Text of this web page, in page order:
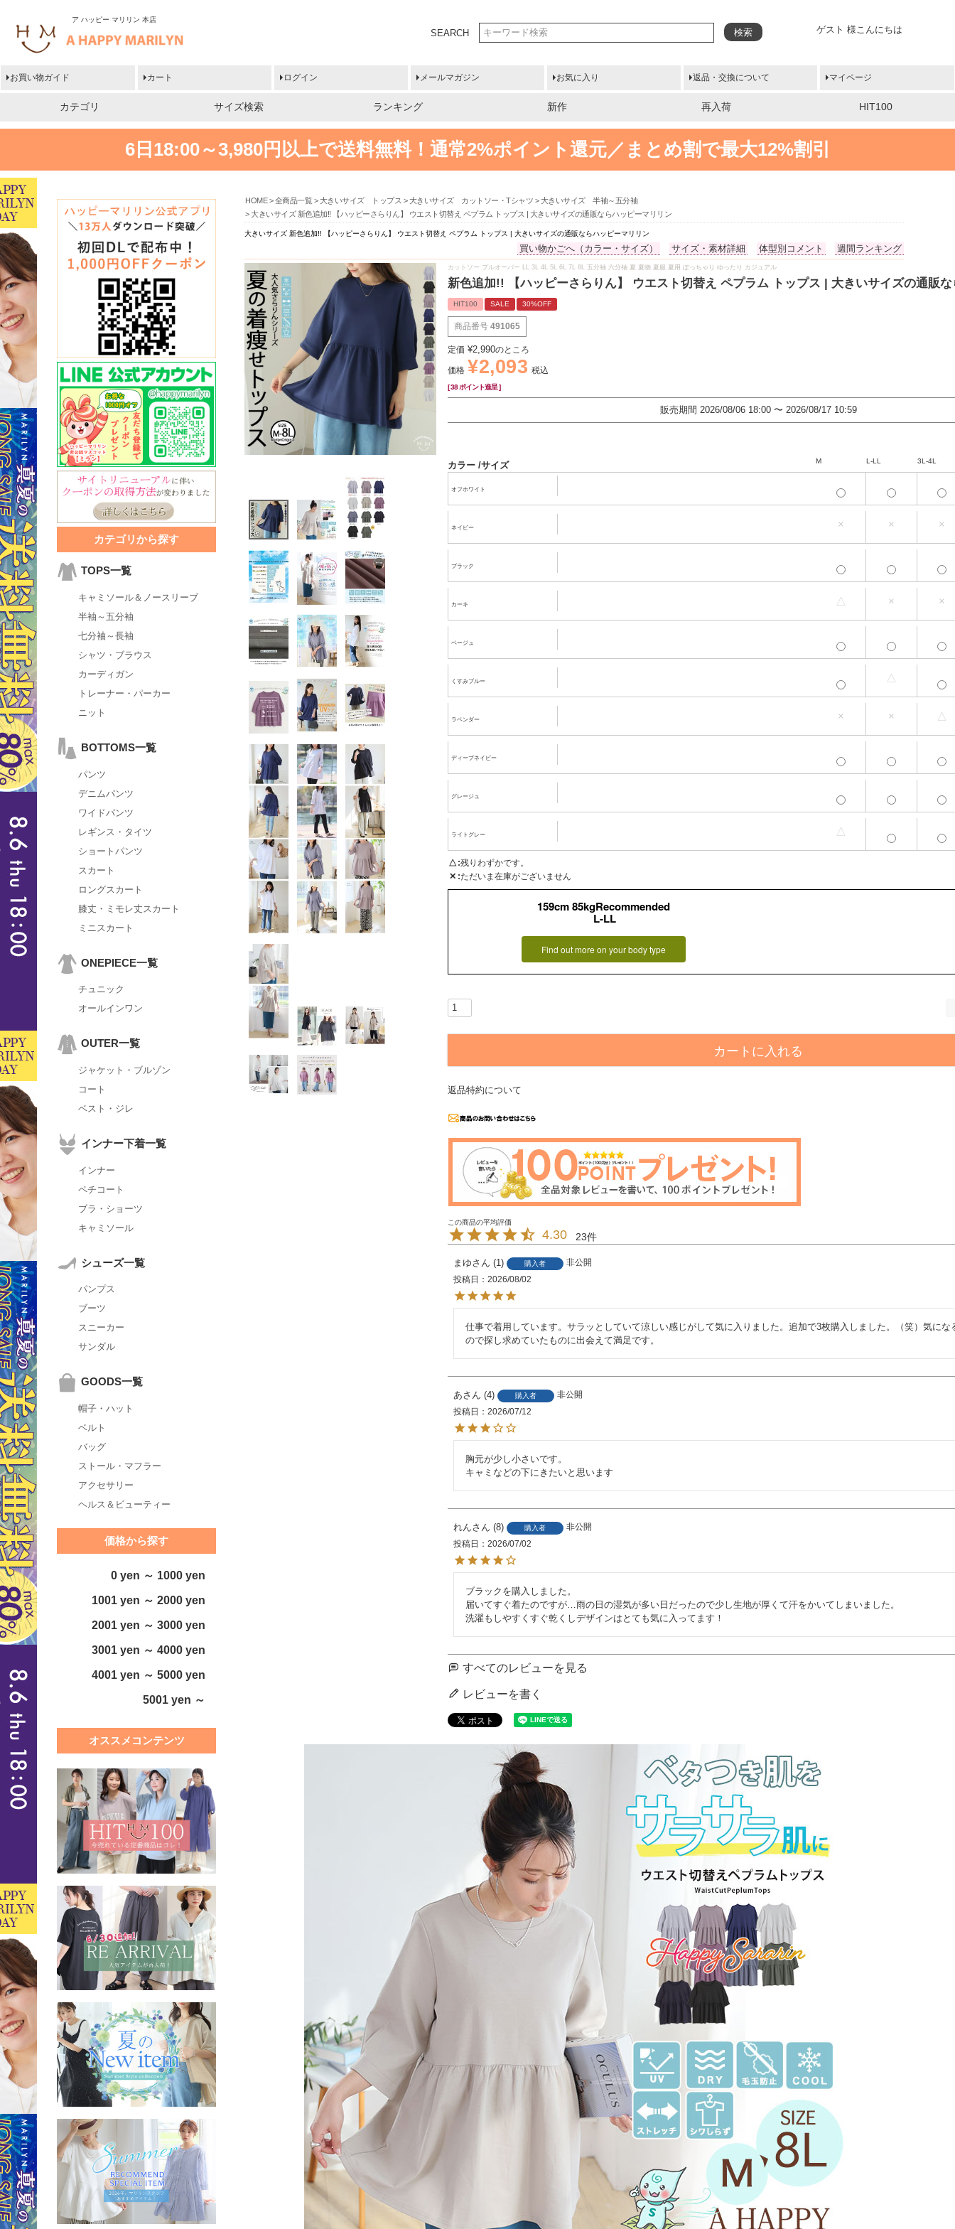
ア ハッピー マリリン 本店
ゲスト 様こんにちは
SEARCH 検索
お買い物ガイド カート ログイン メールマガジン お気に入り 返品・交換について マイページ
カテゴリ サイズ検索 ランキング 新作 再入荷 HIT100
6日18:00～3,980円以上で送料無料！ 通常2%ポイント還元／まとめ割で最大12%割引
カテゴリから探す
TOPS一覧
キャミソール＆ノースリーブ
半袖～五分袖
七分袖～長袖
シャツ・ブラウス
カーディガン
トレーナー・パーカー
ニット
BOTTOMS一覧
パンツ
デニムパンツ
ワイドパンツ
レギンス・タイツ
ショートパンツ
スカート
ロングスカート
膝丈・ミモレ丈スカート
ミニスカート
ONEPIECE一覧
チュニック
オールインワン
OUTER一覧
ジャケット・ブルゾン
コート
ベスト・ジレ
インナー下着一覧
インナー
ペチコート
ブラ・ショーツ
キャミソール
シューズ一覧
パンプス
ブーツ
スニーカー
サンダル
GOODS一覧
帽子・ハット
ベルト
バッグ
ストール・マフラー
アクセサリー
ヘルス＆ビューティー
価格から探す
0 yen ～ 1000 yen
1001 yen ～ 2000 yen
2001 yen ～ 3000 yen
3001 yen ～ 4000 yen
4001 yen ～ 5000 yen
5001 yen ～
オススメコンテンツ
HOME 全商品一覧 大きいサイズ トップス 大きいサイズ カットソー・Tシャツ
大きいサイズ 半袖～五分袖
大きいサイズ 新色追加!! 【ハッピーさらりん】 ウエスト切替え ペプラム トップス | 大きいサイズの通販ならハッピーマリリン
大きいサイズ 新色追加!! 【ハッピーさらりん】 ウエスト切替え ペプラム トップス | 大きいサイズの通販ならハッピーマリリン
買い物かごへ（カラー・サイズ） サイズ・素材詳細 体型別コメント 週間ランキング
カットソー プルオーバー LL 3L 4L 5L 6L 7L 8L 五分袖 六分袖 夏 夏物 夏服 夏用 ぽっちゃり ゆったり カジュアル
新色追加!! 【ハッピーさらりん】 ウエスト切替え ペプラム トップス | 大きいサイズの通販
HIT100 SALE 30%OFF
商品番号 491065
定価 ¥2,990のところ
価格 ¥2,093 税込
[38 ポイント進呈 ]
販売期間 2026/08/06 18:00 〜 2026/08/17 10:59
カラー サイズ
オフホワイト
M L-LL 3L-4L
ネイビー × × ×
ブラック
カーキ △ × ×
ベージュ
くすみブルー △
ラベンダー × × △
ディープネイビー
グレージュ
ライトグレー △
△ 残りわずかです。
✕ ただいま在庫がございません
159cm 85kgRecommended
L-LL
Find out more on your body type
カートに入れる
返品特約について
4.30 23
まゆ 1 購入者
非公開
投稿日
2026/08/02
仕事で着用しています。サラッとしていて涼しい感じがして気に入りました。追加で3枚購入しました。（笑）気にな
ので探し求めていたものに出会えて満足です。
あ 4 購入者
非公開
投稿日
2026/07/12
胸元が少し小さいです。
キャミなどの下にきたいと思います
れん 8 購入者
非公開
投稿日
2026/07/02
ブラックを購入しました。
届いてすぐ着たのですが…雨の日の湿気が多い日だったので少し生地が厚くて汗をかいてしまいました。
洗濯もしやすくすぐ乾くしデザインはとても気に入ってます！
すべてのレビューを見る
レビューを書く